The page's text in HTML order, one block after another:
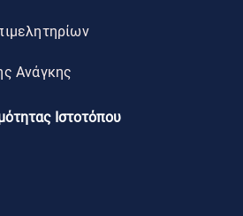
Ανάγκης
Ιστοτόπου